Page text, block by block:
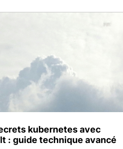
kubernetes avec
: guide technique avancé